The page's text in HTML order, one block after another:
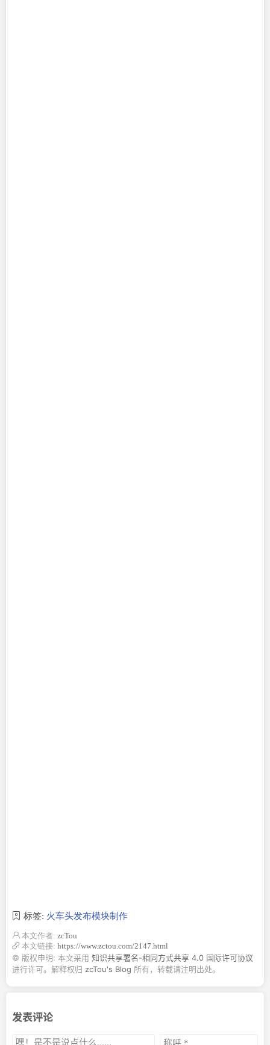
标签: 火车头发布模块制作
本文作者: zcTou
本文链接: https://www.zctou.com/2147.html
© 版权申明: 本文采用 知识共享署名-相同方式共享 4.0 国际许可协议
进行许可。解释权归 zcTou's Blog 所有，转载请注明出处。
发表评论